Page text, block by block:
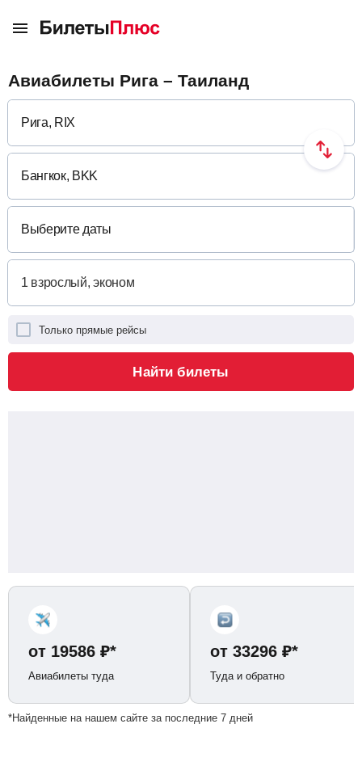
Авиабилеты Рига – Таиланд
Выберите даты
Только прямые рейсы
Найти билеты
от 19586 ₽*
Авиабилеты туда
от 33296 ₽*
Туда и обратно
*Найденные на нашем сайте за последние 7 дней